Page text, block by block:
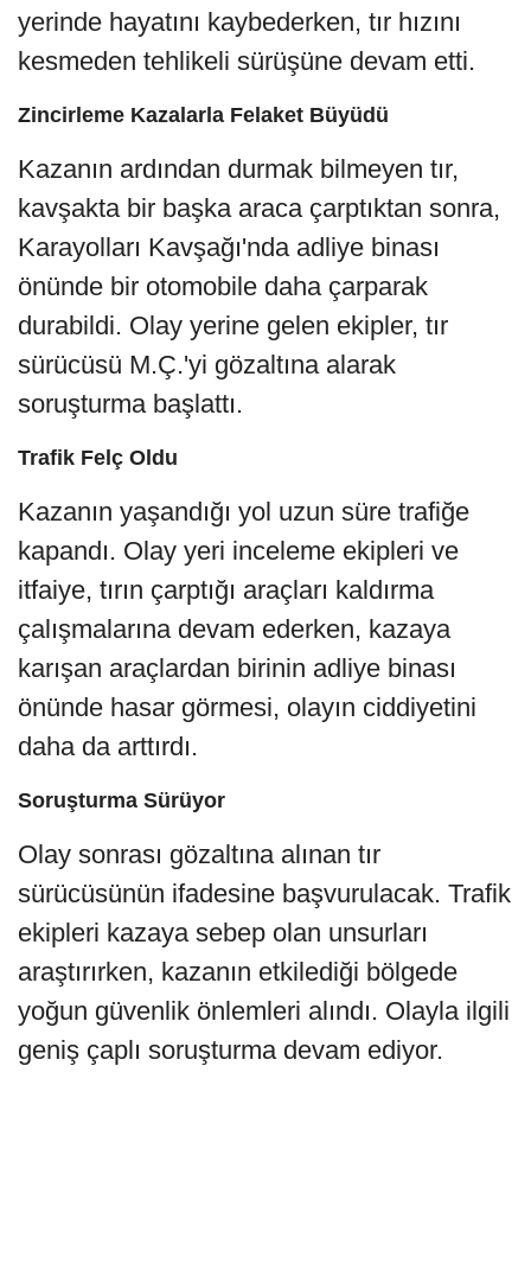
yerinde hayatını kaybederken, tır hızını
kesmeden tehlikeli sürüşüne devam etti.
Zincirleme Kazalarla Felaket Büyüdü
Kazanın ardından durmak bilmeyen tır,
kavşakta bir başka araca çarptıktan sonra,
Karayolları Kavşağı'nda adliye binası
önünde bir otomobile daha çarparak
durabildi. Olay yerine gelen ekipler, tır
sürücüsü M.Ç.'yi gözaltına alarak
soruşturma başlattı.
Trafik Felç Oldu
Kazanın yaşandığı yol uzun süre trafiğe
kapandı. Olay yeri inceleme ekipleri ve
itfaiye, tırın çarptığı araçları kaldırma
çalışmalarına devam ederken, kazaya
karışan araçlardan birinin adliye binası
önünde hasar görmesi, olayın ciddiyetini
daha da arttırdı.
Soruşturma Sürüyor
Olay sonrası gözaltına alınan tır
sürücüsünün ifadesine başvurulacak. Trafik
ekipleri kazaya sebep olan unsurları
araştırırken, kazanın etkilediği bölgede
yoğun güvenlik önlemleri alındı. Olayla ilgili
geniş çaplı soruşturma devam ediyor.